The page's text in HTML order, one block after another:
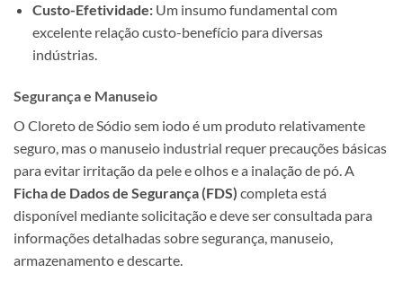
Custo-Efetividade:Um insumo fundamental com
excelente relação custo-benefício para diversas
indústrias.
Segurança e Manuseio
O Cloreto de Sódio sem iodo é um produto relativamente
seguro, mas o manuseio industrial requer precauções básicas
para evitar irritação da pele e olhos e a inalação de pó. A
Ficha de Dados de Segurança (FDS) completa está
disponível mediante solicitação e deve ser consultada para
informações detalhadas sobre segurança, manuseio,
armazenamento e descarte.